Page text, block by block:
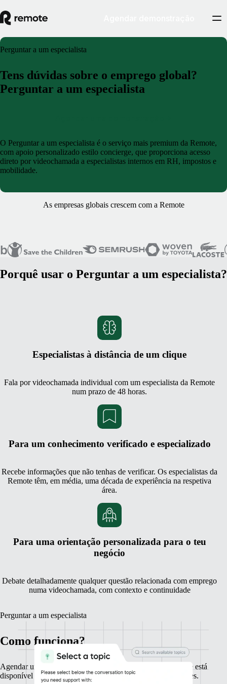
Perguntar a um especialista
Tens dúvidas sobre o emprego global?
Perguntar a um especialista
O Perguntar a um especialista é o serviço mais premium da Remote,
com apoio personalizado estilo concierge, que proporciona acesso
direto por videochamada a especialistas internos em RH, impostos e
mobilidade.
As empresas globais crescem com a Remote
Porquê usar o Perguntar a um especialista?
Especialistas à distância de um clique
Fala por videochamada individual com um especialista da Remote
num prazo de 48 horas.
Para um conhecimento verificado e especializado
Recebe informações que não tenhas de verificar. Os especialistas da
Remote têm, em média, uma década de experiência na respetiva
área.
Para uma orientação personalizada para o teu
negócio
Debate detalhadamente qualquer questão relacionada com emprego
numa videochamada, com contexto e continuidade
Perguntar a um especialista
Como funciona?
Agendar uma sessão com um especialista é rápido, simples e está
disponível no teu painel de controlo em apenas alguns cliques.